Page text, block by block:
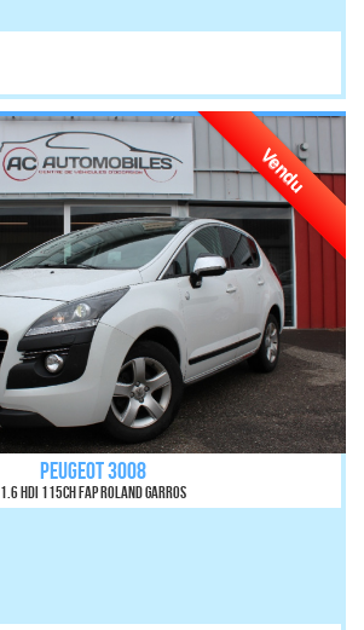
PEUGEOT 3008
1.6 HDi 115ch FAP Roland Garros
Vendu